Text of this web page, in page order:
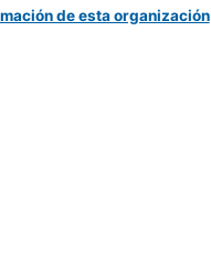
de esta organización